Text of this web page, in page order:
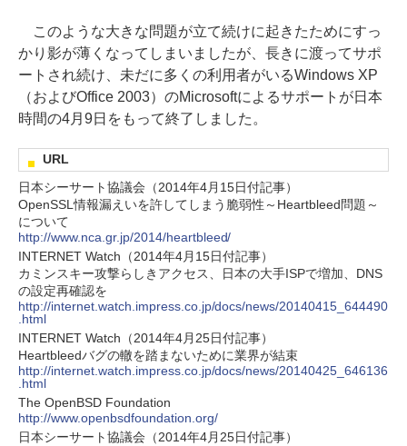
このような大きな問題が立て続けに起きたためにすっ
かり影が薄くなってしまいましたが、長きに渡ってサポ
ートされ続け、未だに多くの利用者がいるWindows XP
（およびOffice 2003）のMicrosoftによるサポートが日本
時間の4月9日をもって終了しました。
URL
日本シーサート協議会（2014年4月15日付記事）
OpenSSL情報漏えいを許してしまう脆弱性～Heartbleed問題～
について
http://www.nca.gr.jp/2014/heartbleed/
INTERNET Watch（2014年4月15日付記事）
カミンスキー攻撃らしきアクセス、日本の大手ISPで増加、DNS
の設定再確認を
http://internet.watch.impress.co.jp/docs/news/20140415_644490
.html
INTERNET Watch（2014年4月25日付記事）
Heartbleedバグの轍を踏まないために業界が結束
http://internet.watch.impress.co.jp/docs/news/20140425_646136
.html
The OpenBSD Foundation
http://www.openbsdfoundation.org/
日本シーサート協議会（2014年4月25日付記事）